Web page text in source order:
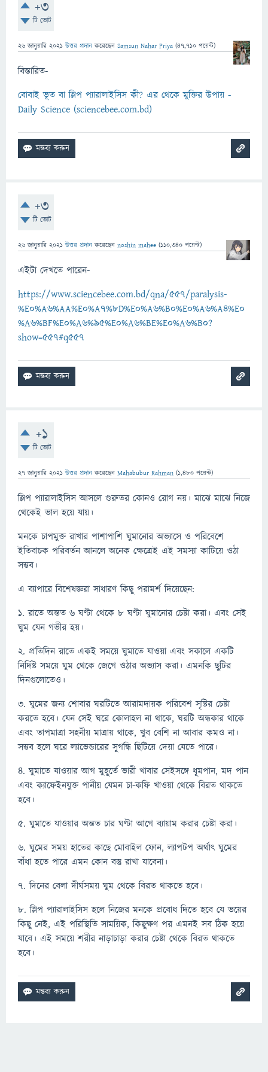
+3
টি ভোট
26 জানুয়ারি 2021 উত্তর প্রদান করেছেন Samsun Nahar Priya (47,710 পয়েন্ট)
বিস্তারিত-
বোবাই ভূত বা স্লিপ প্যারালাইসিস কী? এর থেকে মুক্তির উপায় -
Daily Science (sciencebee.com.bd)
+3
টি ভোট
26 জানুয়ারি 2021 উত্তর প্রদান করেছেন noshin mahee (110,340 পয়েন্ট)
এইটা দেখতে পারেন-
https://www.sciencebee.com.bd/qna/557/paralysis-
%E0%A6%AA%E0%A7%8D%E0%A6%B0%E0%A6%A4%E0
%A6%BF%E0%A6%95%E0%A6%BE%E0%A6%B0?
show=557#q557
+1
টি ভোট
27 জানুয়ারি 2021 উত্তর প্রদান করেছেন Mahabubur Rahman (1,480 পয়েন্ট)
স্লিপ প্যারালাইসিস আসলে গুরুতর কোনও রোগ নয়। মাঝে মাঝে নিজে
থেকেই ভাল হয়ে যায়।
মনকে চাপমুক্ত রাখার পাশাপাশি ঘুমানোর অভ্যাসে ও পরিবেশে
ইতিবাচক পরিবর্তন আনলে অনেক ক্ষেত্রেই এই সমস্যা কাটিয়ে ওঠা
সম্ভব।
এ ব্যাপারে বিশেষজ্ঞরা সাধারণ কিছু পরামর্শ দিয়েছেন:
১. রাতে অন্তত ৬ ঘণ্টা থেকে ৮ ঘণ্টা ঘুমানোর চেষ্টা করা। এবং সেই
ঘুম যেন গভীর হয়।
২. প্রতিদিন রাতে একই সময়ে ঘুমাতে যাওয়া এবং সকালে একটি
নির্দিষ্ট সময়ে ঘুম থেকে জেগে ওঠার অভ্যাস করা। এমনকি ছুটির
দিনগুলোতেও।
৩. ঘুমের জন্য শোবার ঘরটিতে আরামদায়ক পরিবেশ সৃষ্টির চেষ্টা
করতে হবে। যেন সেই ঘরে কোলাহল না থাকে, ঘরটি অন্ধকার থাকে
এবং তাপমাত্রা সহনীয় মাত্রায় থাকে, খুব বেশি না আবার কমও না।
সম্ভব হলে ঘরে ল্যাভেন্ডারের সুগন্ধি ছিটিয়ে দেয়া যেতে পারে।
৪. ঘুমাতে যাওয়ার আগ মুহূর্তে ভারী খাবার সেইসঙ্গে ধূমপান, মদ পান
এবং ক্যাফেইনযুক্ত পানীয় যেমন চা-কফি খাওয়া থেকে বিরত থাকতে
হবে।
৫. ঘুমাতে যাওয়ার অন্তত চার ঘণ্টা আগে ব্যায়াম করার চেষ্টা করা।
৬. ঘুমের সময় হাতের কাছে মোবাইল ফোন, ল্যাপটপ অর্থাৎ ঘুমের
বাঁধা হতে পারে এমন কোন বস্তু রাখা যাবেনা।
৭. দিনের বেলা দীর্ঘসময় ঘুম থেকে বিরত থাকতে হবে।
৮. স্লিপ প্যারালাইসিস হলে নিজের মনকে প্রবোধ দিতে হবে যে ভয়ের
কিছু নেই, এই পরিস্থিতি সাময়িক, কিছুক্ষণ পর এমনই সব ঠিক হয়ে
যাবে। এই সময়ে শরীর নাড়াচাড়া করার চেষ্টা থেকে বিরত থাকতে
হবে।